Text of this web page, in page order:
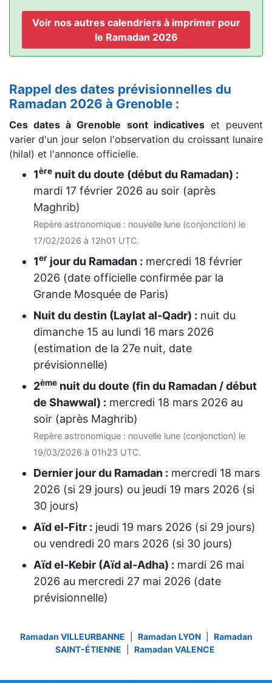
Voir nos autres calendriers à imprimer pour
le Ramadan 2026
Rappel des dates prévisionnelles du
Ramadan 2026 à Grenoble :
Ces dates à Grenoble sont indicativeset peuvent
varier d'un jour selon l'observation du croissant lunaire
(hilal) et l'annonce officielle.
1ère nuit du doute (début du Ramadan) :
mardi 17 février 2026 au soir (après
Maghrib)
Repère astronomique : nouvelle lune (conjonction) le
17/02/2026 à 12h01 UTC.
1er jour du Ramadan : mercredi 18 février
2026 (date officielle confirmée par la
Grande Mosquée de Paris)
Nuit du destin (Laylat al-Qadr) : nuit du
dimanche 15 au lundi 16 mars 2026
(estimation de la 27e nuit, date
prévisionnelle)
2ème nuit du doute (fin du Ramadan / début
de Shawwal) : mercredi 18 mars 2026 au
soir (après Maghrib)
Repère astronomique : nouvelle lune (conjonction) le
19/03/2026 à 01h23 UTC.
Dernier jour du Ramadan : mercredi 18 mars
2026 (si 29 jours) ou jeudi 19 mars 2026 (si
30 jours)
Aïd el-Fitr : jeudi 19 mars 2026 (si 29 jours)
ou vendredi 20 mars 2026 (si 30 jours)
Aïd el-Kebir (Aïd al-Adha) : mardi 26 mai
2026 au mercredi 27 mai 2026 (date
prévisionnelle)
Ramadan VILLEURBANNE Ramadan LYON
Ramadan
SAINT-ÉTIENNE
Ramadan VALENCE